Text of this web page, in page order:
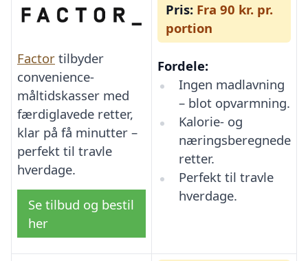
Factor tilbyder
convenience-
måltidskasser med
færdiglavede retter,
klar på få minutter –
perfekt til travle
hverdage.
Se tilbud og bestil
her
Pris: Fra 90 kr. pr.
portion
Fordele:
Ingen madlavning
– blot opvarmning.
Kalorie- og
næringsberegnede
retter.
Perfekt til travle
hverdage.